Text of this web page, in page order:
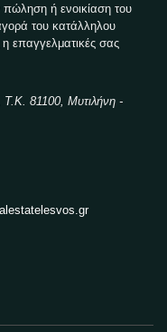
ή ενοικίαση του
του κατάλληλου
επαγγελματικές σας
Τ.Κ. 81100, Μυτιλήνη -